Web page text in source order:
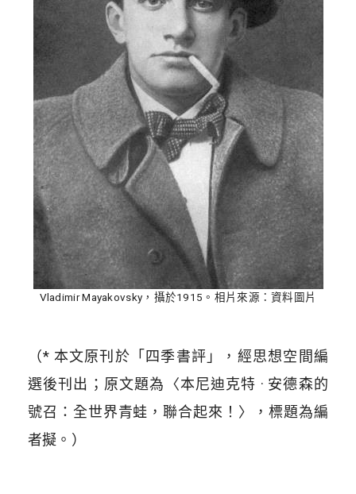
Vladimir Mayakovsky，攝於1915。相片來源：資料圖片
（* 本文原刊於「四季書評」，經思想空間編
選後刊出；原文題為〈本尼迪克特 · 安德森的
號召：全世界青蛙，聯合起來！〉，標題為編
者擬。）